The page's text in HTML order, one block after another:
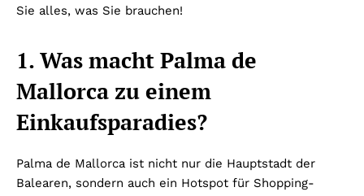
Sie alles, was Sie brauchen!
1. Was macht Palma de
Mallorca zu einem
Einkaufsparadies?
Palma de Mallorca ist nicht nur die Hauptstadt der
Balearen, sondern auch ein Hotspot für Shopping-